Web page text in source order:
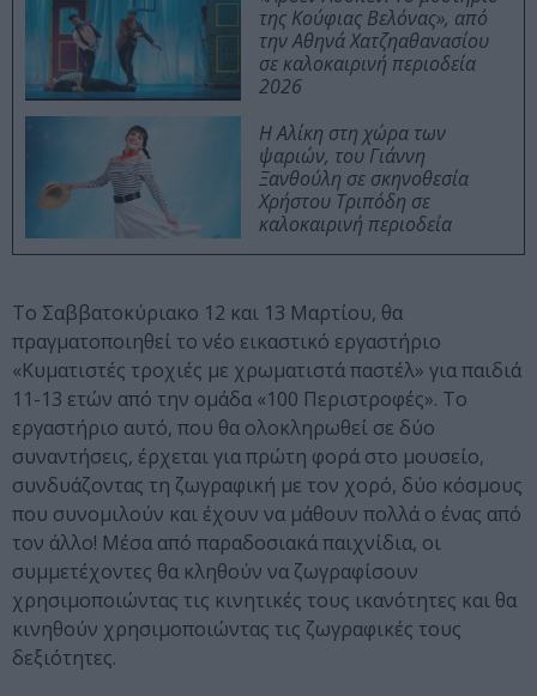
της Κούφιας Βελόνας», από
την Αθηνά Χατζηαθανασίου
σε καλοκαιρινή περιοδεία
2026
Η Αλίκη στη χώρα των
ψαριών, του Γιάννη
Ξανθούλη σε σκηνοθεσία
Χρήστου Τριπόδη σε
καλοκαιρινή περιοδεία
Το Σαββατοκύριακο 12 και 13 Μαρτίου, θα
πραγματοποιηθεί το νέο εικαστικό εργαστήριο
«Κυματιστές τροχιές με χρωματιστά παστέλ» για παιδιά
11-13 ετών από την ομάδα «100 Περιστροφές». Το
εργαστήριο αυτό, που θα ολοκληρωθεί σε δύο
συναντήσεις, έρχεται για πρώτη φορά στο μουσείο,
συνδυάζοντας τη ζωγραφική με τον χορό, δύο κόσμους
που συνομιλούν και έχουν να μάθουν πολλά ο ένας από
τον άλλο! Μέσα από παραδοσιακά παιχνίδια, οι
συμμετέχοντες θα κληθούν να ζωγραφίσουν
χρησιμοποιώντας τις κινητικές τους ικανότητες και θα
κινηθούν χρησιμοποιώντας τις ζωγραφικές τους
δεξιότητες.